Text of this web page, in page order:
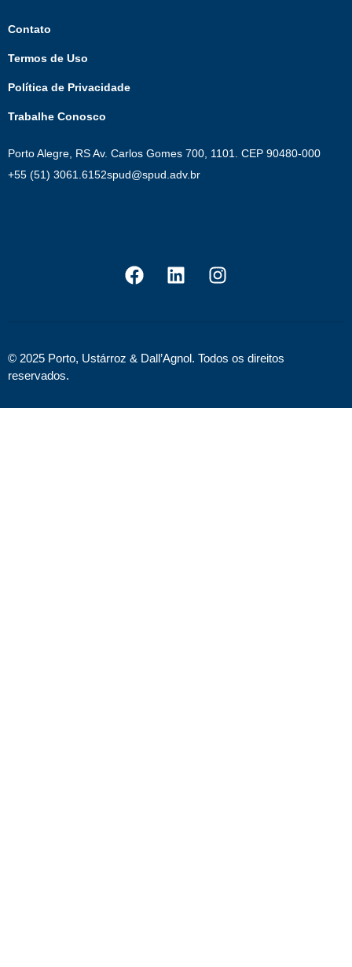
Contato
Termos de Uso
Política de Privacidade
Trabalhe Conosco
Porto Alegre, RS Av. Carlos Gomes 700, 1101. CEP 90480-000
+55 (51) 3061.6152spud@spud.adv.br
© 2025 Porto, Ustárroz & Dall’Agnol. Todos os direitos
reservados.